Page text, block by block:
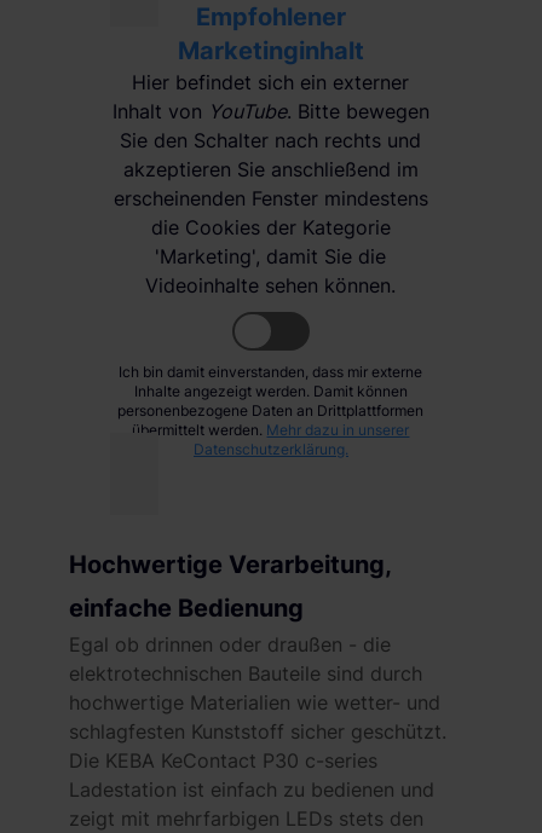
Empfohlener
Marketinginhalt
Hier befindet sich ein externer
Inhalt von YouTube. Bitte bewegen
Sie den Schalter nach rechts und
akzeptieren Sie anschließend im
erscheinenden Fenster mindestens
die Cookies der Kategorie
'Marketing', damit Sie die
Videoinhalte sehen können.
Ich bin damit einverstanden, dass mir externe
Inhalte angezeigt werden. Damit können
personenbezogene Daten an Drittplattformen
übermittelt werden. Mehr dazu in unserer
Datenschutzerklärung.
Hochwertige Verarbeitung,
einfache Bedienung
Egal ob drinnen oder draußen - die
elektrotechnischen Bauteile sind durch
hochwertige Materialien wie wetter- und
schlagfesten Kunststoff sicher geschützt.
Die KEBA KeContact P30 c-series
Ladestation ist einfach zu bedienen und
zeigt mit mehrfarbigen LEDs stets den